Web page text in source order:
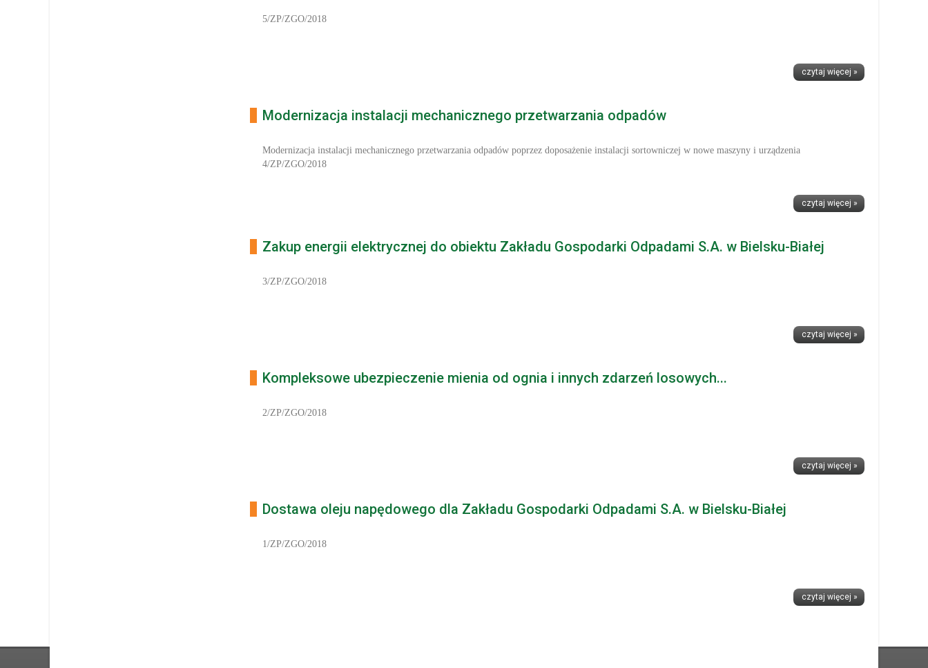
5/ZP/ZGO/2018
czytaj więcej »
Modernizacja instalacji mechanicznego przetwarzania odpadów
Modernizacja instalacji mechanicznego przetwarzania odpadów poprzez doposażenie instalacji sortowniczej w nowe maszyny i urządzenia
4/ZP/ZGO/2018
czytaj więcej »
Zakup energii elektrycznej do obiektu Zakładu Gospodarki Odpadami S.A. w Bielsku-Białej
3/ZP/ZGO/2018
czytaj więcej »
Kompleksowe ubezpieczenie mienia od ognia i innych zdarzeń losowych...
2/ZP/ZGO/2018
czytaj więcej »
Dostawa oleju napędowego dla Zakładu Gospodarki Odpadami S.A. w Bielsku-Białej
1/ZP/ZGO/2018
czytaj więcej »